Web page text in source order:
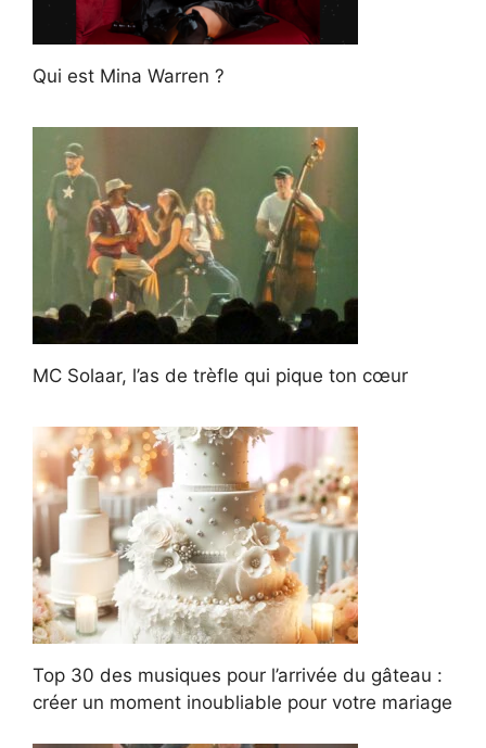
Qui est Mina Warren ?
MC Solaar, l’as de trèfle qui pique ton cœur
Top 30 des musiques pour l’arrivée du gâteau :
créer un moment inoubliable pour votre mariage